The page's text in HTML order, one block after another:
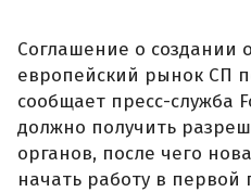
Соглашение о создании
европейский рынок СП
сообщает пресс-служба
должно получить
органов, после чего
начать работу в первой